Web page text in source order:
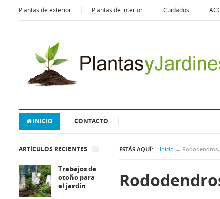
Plantas de exterior Plantas de interior Cuidados
INICIO CONTACTO
ESTÁS AQUÍ: Inicio →
ARTÍCULOS RECIENTES
Trabajos de
otoño para
el jardín